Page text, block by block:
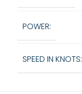
POWER:
SPEED IN KNOTS: